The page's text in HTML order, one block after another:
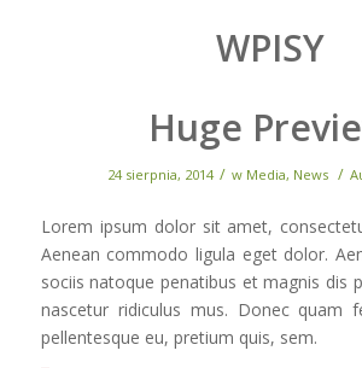
WPISY
Huge
24 sierpnia, 2014 / w Media, News /
Lorem ipsum dolor sit amet,
Aenean commodo ligula eget dolor.
sociis natoque penatibus et magnis dis
nascetur ridiculus mus. Donec quam
pellentesque eu, pretium quis, sem.